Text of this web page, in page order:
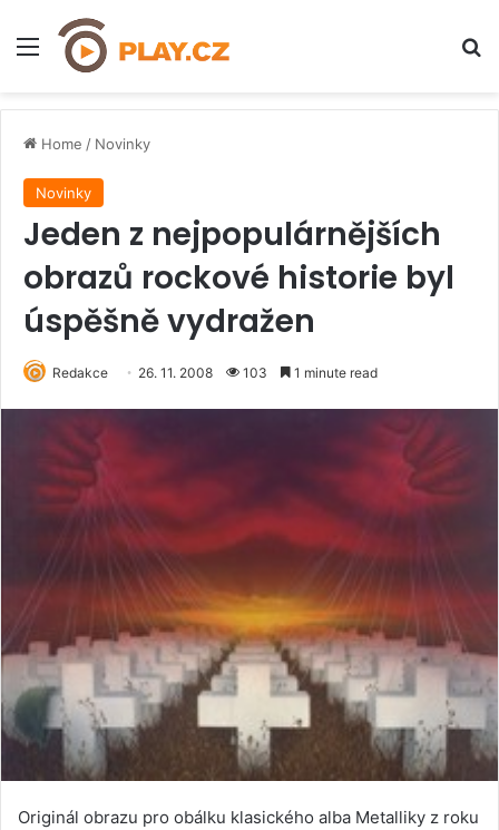
Menu
Home / Novinky
Novinky
Jeden z nejpopulárnějších
obrazů rockové historie byl
úspěšně vydražen
Redakce 26. 11. 2008 103 1 minute read
Originál obrazu pro obálku klasického alba Metalliky z roku